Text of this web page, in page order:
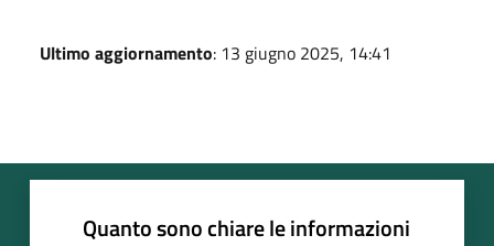
Ultimo aggiornamento: 13 giugno 2025, 14:41
Quanto sono chiare le informazioni